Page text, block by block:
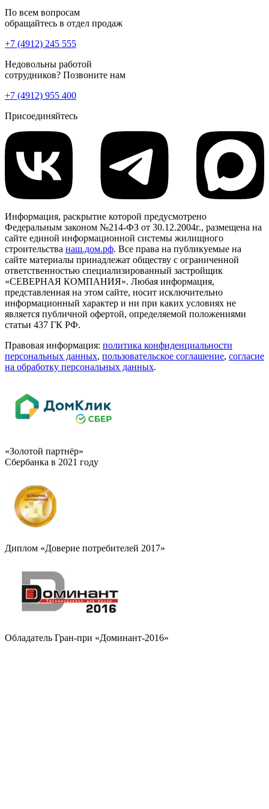
По всем вопросам
обращайтесь в отдел продаж
+7 (4912) 245 555
Недовольны работой
сотрудников? Позвоните нам
+7 (4912) 955 400
Присоединяйтесь
Информация, раскрытие которой предусмотрено
Федеральным законом №214-ФЗ от 30.12.2004г., размещена на
сайте единой информационной системы жилищного
строительства наш.дом.рф. Все права на публикуемые на
сайте материалы принадлежат обществу с ограниченной
ответственностью специализированный застройщик
«СЕВЕРНАЯ КОМПАНИЯ». Любая информация,
представленная на этом сайте, носит исключительно
информационный характер и ни при каких условиях не
является публичной офертой, определяемой положениями
статьи 437 ГК РФ.
Правовая информация: политика конфиденциальности
персональных данных, пользовательское cоглашение, cогласие
на обработку персональных данных.
«Золотой партнёр»
Сбербанка в 2021 году
Диплом «Доверие потребителей 2017»
Обладатель Гран-при «Доминант-2016»